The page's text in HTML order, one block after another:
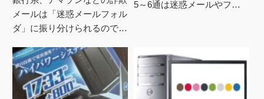
ば、12か月間NHKプラス
が無料でお楽しみいただけ
ます
メールは「迷惑メールフォル
ダ」に振り分けられるので見
NHKを名乗る怪しいメール
が振り分けられずに目に入
る。〔...
5～6通は迷惑メールやフィ
で、残る...